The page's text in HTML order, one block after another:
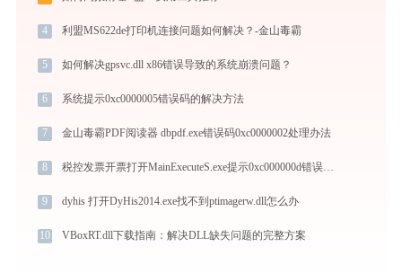
4 利盟MS622de打印机连接问题如何解决？-金山毒霸
5 如何解决gpsvc.dll x86错误导致的系统崩溃问题？
6 系统提示0xc0000005错误码的解决方法
7 金山毒霸PDF阅读器 dbpdf.exe错误码0xc0000002处理办法
8 税控发票开票打开MainExecuteS.exe提示0xc000000d错误码怎么办
9 dyhis 打开DyHis2014.exe找不到ptimagerw.dll怎么办
10 VBoxRT.dll下载指南：解决DLL缺失问题的完整方案